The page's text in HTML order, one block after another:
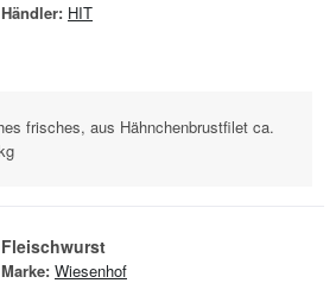
Händler: HIT
frisches, aus Hähnchenbrustfilet ca.
Fleischwurst
Marke: Wiesenhof